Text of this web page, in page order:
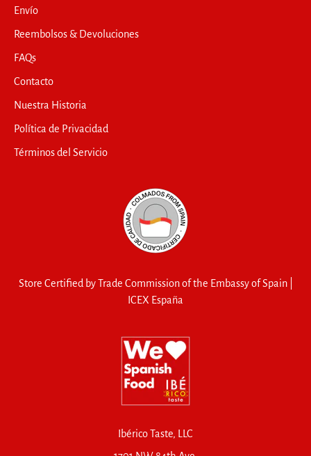
Envío
Reembolsos & Devoluciones
FAQs
Contacto
Nuestra Historia
Política de Privacidad
Términos del Servicio
Store Certified by Trade Commission of the Embassy of Spain |
ICEX España
Ibérico Taste, LLC